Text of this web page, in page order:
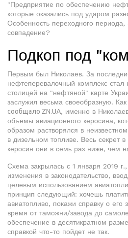
"Предприятие по обеспечению
которые оказались под ударом
Особенность переходного
совпадение?
Подкоп под
Первым был Николаев. За
нефтеперевалочный комплекс
столицей на "нефтяной" карте
заслужил весьма своеобразную.
сообщало ZN.UA, именно в
объемы авиационного керосина,
образом растворялся в
в дизельном топливе. Весь секрет
керосин они в семь раз ниже, чем
Схема закрылась с 1 января 2019 г.,
изменения в законодательство,
целевым использованием
принцип следующий: хочешь
авиатопливо, покажи справку о его
время от таможни/завода до
обеспечение в десятикратном
справкой что-то пойдет не так.